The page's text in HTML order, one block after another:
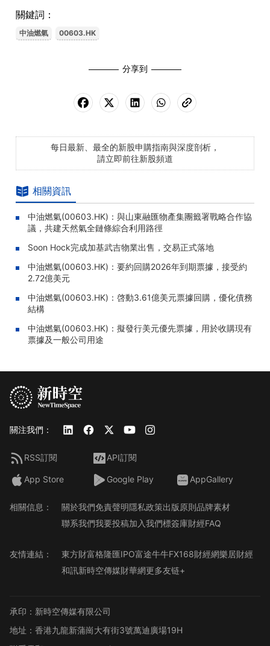
關鍵詞：
中油燃氣 00603.HK
分享到
每日最新、最全的新股申購指南與深度剖析，
請立即前往新股頻道
相關資訊
中油燃氣(00603.HK)：與山東融匯物產集團籤署戰略合作協
議，共建天然氣全鏈條綜合利用路徑
Soon Hock完成加基武吉物業出售，交易正式落地
中油燃氣(00603.HK)：要約回購2026年到期票據，接受約
2.72億美元
中油燃氣(00603.HK)：啓動3.61億美元票據回購，優化債務
結構
中油燃氣(00603.HK)：擬發行美元優先票據，用於收購現有
票據及一般公司用途
關注我們：
RSS訂閱 API訂閱
App Store Google Play AppGallery
相關信息： 關於我們免責聲明隱私政策出版原則品牌素材
聯系我們我要投稿加入我們標簽庫財經FAQ
友情連結： 東方財富格隆匯IPO富途牛牛FX168財經網樂居財經
和訊新時空傳媒財華網更多友链+
承印：新時空傳媒有限公司
地址：香港九龍新蒲崗大有街3號萬迪廣場19H